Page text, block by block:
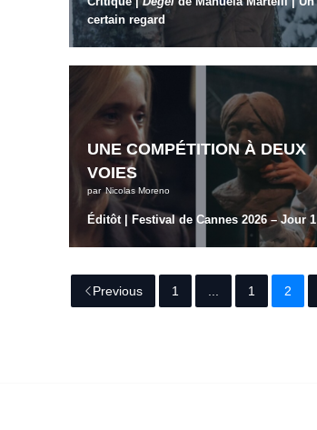
certain regard
UNE COMPÉTITION À DEUX
VOIES
par Nicolas Moreno
Éditôt| Festival de Cannes 2026 – Jour 1
Previous 1 1 2